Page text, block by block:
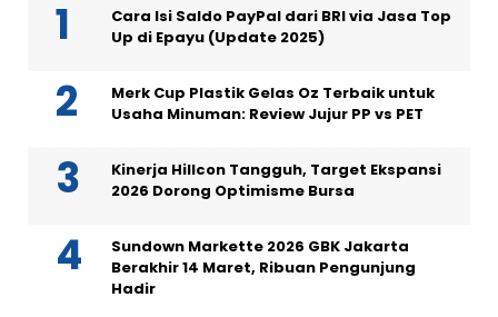
Cara Isi Saldo PayPal dari BRI via Jasa Top
Up di Epayu (Update 2025)
Merk Cup Plastik Gelas Oz Terbaik untuk
Usaha Minuman: Review Jujur PP vs PET
Kinerja Hillcon Tangguh, Target Ekspansi
2026 Dorong Optimisme Bursa
Sundown Markette 2026 GBK Jakarta
Berakhir 14 Maret, Ribuan Pengunjung
Hadir